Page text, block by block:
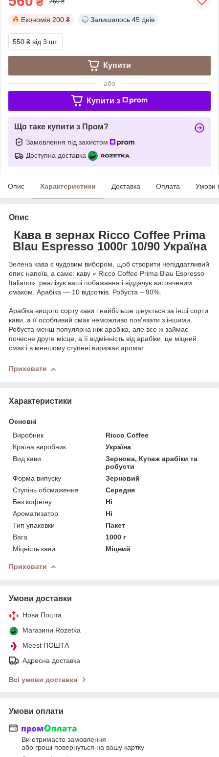
Економія 200 ₴ Залишилось 45 днів
550 ₴ від 3 шт.
Купити
або
Купити з
Що таке купити з Пром?
Замовлення під захистом
Доступна доставка
Опис Характеристики Доставка Оплата Умови
Опис
Кава в зернах Ricco Coffee Prima
Blau Espresso 1000г 10/90 Україна
Зелена кава є чудовим вибором, щоб створити непіддатливий
опис напоїв, а саме: каву « Ricco Coffee Prima Blau Espresso
Italiano» реалізує ваші побажання і віддячує витонченим
смаком. Арабіка — 10 відсотків. Робуста – 90%.
Арабіка вищого сорту кави і найбільше цінується за інші сорти
кави, а її особливий смак неможливо пов'язати з іншими.
Робуста менш популярна ніж арабіка, але все ж займає
почесне друге місце, а її відмінність від арабіки це міцний
смак і в меншому ступені виражає аромат.
Приховати
Характеристики
Основні
Виробник
Ricco Coffee
Країна виробник
Україна
Вид кави
Зернова, Купаж арабіки та
робусти
Форма випуску
Зерновий
Ступінь обсмаження
Середня
Без кофеїну
Ні
Ароматизатор
Ні
Тип упаковки
Пакет
Вага
1000 г
Міцність кави
Міцний
Приховати
Умови доставки
Нова Пошта
Магазини Rozetka
Meest ПОШТА
Адресна доставка
Всі умови доставки
Умови оплати
Ви отримаєте замовлення
або гроші повернуться на вашу картку